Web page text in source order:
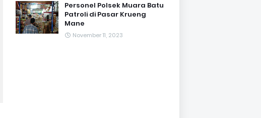
Personel Polsek Muara Batu
Patroli di Pasar Krueng
Mane
November 11, 2023